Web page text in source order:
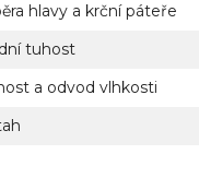
hlavy a krční páteře
tuhost
a odvod vlhkosti